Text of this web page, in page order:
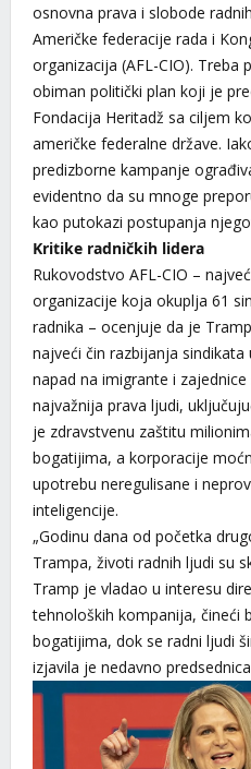
osnovna prava i slobode
Američke federacije rada i
organizacija (AFL-CIO).
obiman politički plan koji je
Fondacija Heritadž sa ciljem
američke federalne države.
predizborne kampanje
evidentno da su mnoge
kao putokazi postupanja
Kritike radničkih lidera
Rukovodstvo AFL-CIO –
organizacije koja okuplja 61
radnika – ocenjuje da je
najveći čin razbijanja
napad na imigrante i
najvažnija prava ljudi,
je zdravstvenu zaštitu
bogatijima, a korporacije
upotrebu neregulisane i
inteligencije.
„Godinu dana od početka
Trampa, životi radnih ljudi su
Tramp je vladao u interesu
tehnoloških kompanija, čineći
bogatijima, dok se radni ljudi
izjavila je nedavno